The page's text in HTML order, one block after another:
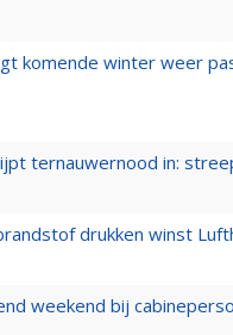
komende winter weer
ternauwernood in:
drukken winst
weekend bij